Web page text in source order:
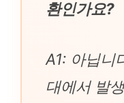
환인가요?
A1: 아닙니
대에서 발